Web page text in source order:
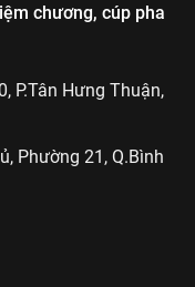
chương, cúp pha
P.Tân Hưng Thuận,
Phường 21, Q.Bình